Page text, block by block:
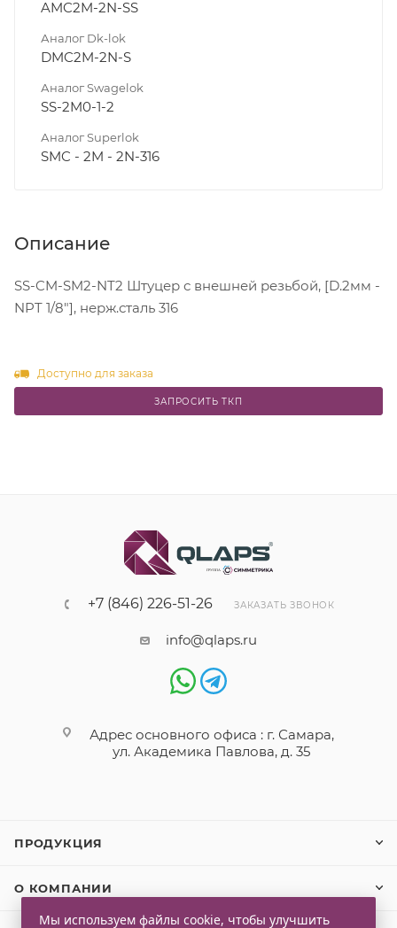
AMC2M-2N-SS
Аналог Dk-lok
DMC2M-2N-S
Аналог Swagelok
SS-2M0-1-2
Аналог Superlok
SMC - 2M - 2N-316
Описание
SS-CM-SM2-NT2 Штуцер с внешней резьбой, [D.2мм -
NPT 1/8"], нерж.сталь 316
Доступно для заказа
ЗАПРОСИТЬ ТКП
+7 (846) 226-51-26 ЗАКАЗАТЬ ЗВОНОК
info@qlaps.ru
Адрес основного офиса : г. Самара,
ул. Академика Павлова, д. 35
ПРОДУКЦИЯ
О КОМПАНИИ
Мы используем файлы cookie, чтобы улучшить